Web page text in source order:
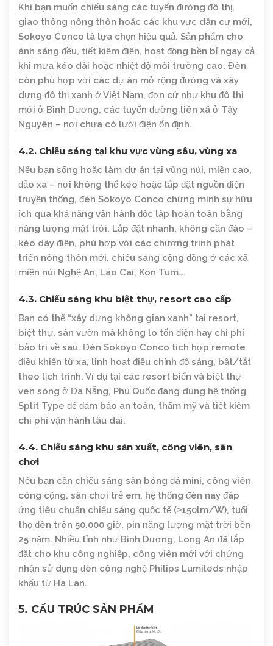
Khi bạn muốn chiếu sáng các tuyến đường đô thị,
giao thông nông thôn hoặc các khu vực dân cư mới,
Sokoyo Conco là lựa chọn hiệu quả. Sản phẩm cho
ánh sáng đều, tiết kiệm điện, hoạt động bền bỉ ngay cả
khi mưa kéo dài hoặc nhiệt độ môi trường cao. Đèn
còn phù hợp với các dự án mở rộng đường và xây
dựng đô thị xanh ở Việt Nam, đơn cử như khu đô thị
mới ở Bình Dương, các tuyến đường liên xã ở Tây
Nguyên – nơi chưa có lưới điện ổn định.
4.2. Chiếu sáng tại khu vực vùng sâu, vùng xa
Nếu bạn sống hoặc làm dự án tại vùng núi, miền cao,
đảo xa – nơi không thể kéo hoặc lắp đặt nguồn điện
truyền thống, đèn Sokoyo Conco chứng minh sự hữu
ích qua khả năng vận hành độc lập hoàn toàn bằng
năng lượng mặt trời. Lắp đặt nhanh, không cần đào –
kéo dây điện, phù hợp với các chương trình phát
triển nông thôn mới, chiếu sáng cộng đồng ở các xã
miền núi Nghệ An, Lào Cai, Kon Tum….
4.3. Chiếu sáng khu biệt thự, resort cao cấp
Bạn có thể “xây dựng không gian xanh” tại resort,
biệt thự, sân vườn mà không lo tốn điện hay chi phí
bảo trì về sau. Đèn Sokoyo Conco tích hợp remote
điều khiển từ xa, linh hoạt điều chỉnh độ sáng, bật/tắt
theo lịch trình. Ví dụ tại các resort biển và biệt thự
ven sông ở Đà Nẵng, Phú Quốc đang dùng hệ thống
Split Type để đảm bảo an toàn, thẩm mỹ và tiết kiệm
chi phí vận hành lâu dài.
4.4. Chiếu sáng khu sản xuất, công viên, sân
chơi
Nếu bạn cần chiếu sáng sân bóng đá mini, công viên
công cộng, sân chơi trẻ em, hệ thống đèn này đáp
ứng tiêu chuẩn chiếu sáng quốc tế (≥150lm/W), tuổi
thọ đèn trên 50.000 giờ, pin năng lượng mặt trời bền
25 năm. Nhiều tỉnh như Bình Dương, Long An đã lắp
đặt cho khu công nghiệp, công viên mới với chứng
nhận sử dụng đèn công nghệ Philips Lumileds nhập
khẩu từ Hà Lan.
5. CẤU TRÚC SẢN PHẨM